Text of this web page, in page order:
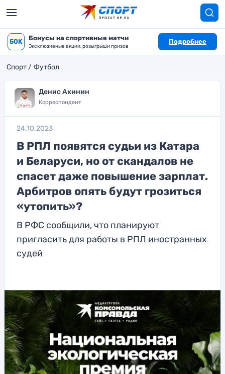
50K Бонусы на спортивные матчи
Эксклюзивные акции, розыгрыши призов
Подробнее
Спорт Футбол
Денис Акинин
Корреспондент
24.10.2023
В РПЛ появятся судьи из Катара
и Беларуси, но от скандалов не
спасет даже повышение зарплат.
Арбитров опять будут грозиться
«утопить»?
В РФС сообщили, что планируют
пригласить для работы в РПЛ иностранных
судей